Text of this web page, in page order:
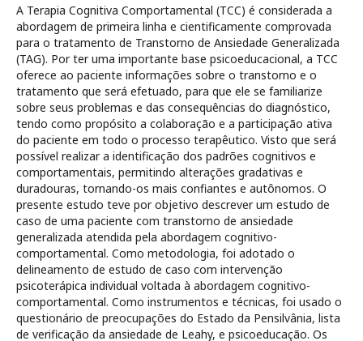
A Terapia Cognitiva Comportamental (TCC) é considerada a
abordagem de primeira linha e cientificamente comprovada
para o tratamento de Transtorno de Ansiedade Generalizada
(TAG). Por ter uma importante base psicoeducacional, a TCC
oferece ao paciente informações sobre o transtorno e o
tratamento que será efetuado, para que ele se familiarize
sobre seus problemas e das consequências do diagnóstico,
tendo como propósito a colaboração e a participação ativa
do paciente em todo o processo terapêutico. Visto que será
possível realizar a identificação dos padrões cognitivos e
comportamentais, permitindo alterações gradativas e
duradouras, tornando-os mais confiantes e autônomos. O
presente estudo teve por objetivo descrever um estudo de
caso de uma paciente com transtorno de ansiedade
generalizada atendida pela abordagem cognitivo-
comportamental. Como metodologia, foi adotado o
delineamento de estudo de caso com intervenção
psicoterápica individual voltada à abordagem cognitivo-
comportamental. Como instrumentos e técnicas, foi usado o
questionário de preocupações do Estado da Pensilvânia, lista
de verificação da ansiedade de Leahy, e psicoeducação. Os